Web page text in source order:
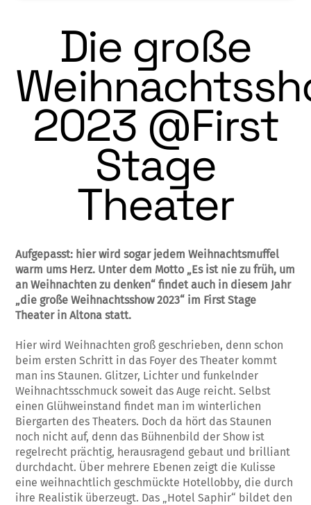
Die große
2023 @First
Stage
Theater
Aufgepasst: hier wird sogar jedem Weihnachtsmuffel
warm ums Herz. Unter dem Motto „Es ist nie zu früh, um
an Weihnachten zu denken“ findet auch in diesem Jahr
„die große Weihnachtsshow 2023“ im First Stage
Theater in Altona statt.
Hier wird Weihnachten groß geschrieben, denn schon
beim ersten Schritt in das Foyer des Theater kommt
man ins Staunen. Glitzer, Lichter und funkelnder
Weihnachtsschmuck soweit das Auge reicht. Selbst
einen Glühweinstand findet man im winterlichen
Biergarten des Theaters. Doch da hört das Staunen
noch nicht auf, denn das Bühnenbild der Show ist
regelrecht prächtig, herausragend gebaut und brilliant
durchdacht. Über mehrere Ebenen zeigt die Kulisse
eine weihnachtlich geschmückte Hotellobby, die durch
ihre Realistik überzeugt. Das „Hotel Saphir“ bildet den